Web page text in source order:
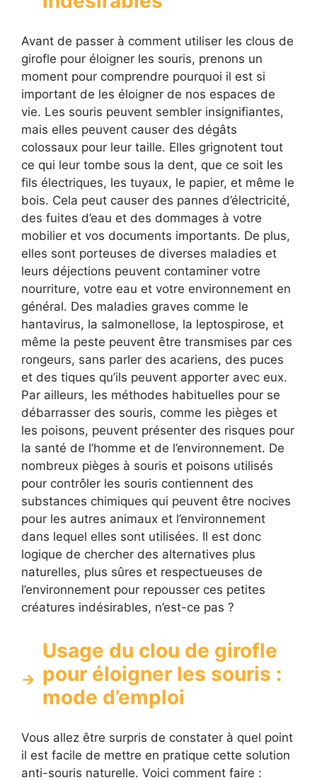
Avant de passer à comment utiliser les clous de
girofle pour éloigner les souris, prenons un
moment pour comprendre pourquoi il est si
important de les éloigner de nos espaces de
vie. Les souris peuvent sembler insignifiantes,
mais elles peuvent causer des dégâts
colossaux pour leur taille. Elles grignotent tout
ce qui leur tombe sous la dent, que ce soit les
fils électriques, les tuyaux, le papier, et même le
bois. Cela peut causer des pannes d’électricité,
des fuites d’eau et des dommages à votre
mobilier et vos documents importants. De plus,
elles sont porteuses de diverses maladies et
leurs déjections peuvent contaminer votre
nourriture, votre eau et votre environnement en
général. Des maladies graves comme le
hantavirus, la salmonellose, la leptospirose, et
même la peste peuvent être transmises par ces
rongeurs, sans parler des acariens, des puces
et des tiques qu’ils peuvent apporter avec eux.
Par ailleurs, les méthodes habituelles pour se
débarrasser des souris, comme les pièges et
les poisons, peuvent présenter des risques pour
la santé de l’homme et de l’environnement. De
nombreux pièges à souris et poisons utilisés
pour contrôler les souris contiennent des
substances chimiques qui peuvent être nocives
pour les autres animaux et l’environnement
dans lequel elles sont utilisées. Il est donc
logique de chercher des alternatives plus
naturelles, plus sûres et respectueuses de
l’environnement pour repousser ces petites
créatures indésirables, n’est-ce pas ?
Usage du clou de girofle
pour éloigner les souris :
mode d’emploi
Vous allez être surpris de constater à quel point
il est facile de mettre en pratique cette solution
anti-souris naturelle. Voici comment faire :